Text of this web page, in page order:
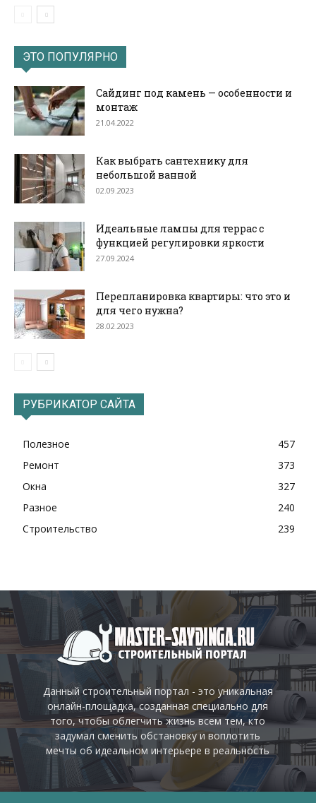
ЭТО ПОПУЛЯРНО
Сайдинг под камень — особенности и
монтаж
21.04.2022
Как выбрать сантехнику для
небольшой ванной
02.09.2023
Идеальные лампы для террас с
функцией регулировки яркости
27.09.2024
Перепланировка квартиры: что это и
для чего нужна?
28.02.2023
РУБРИКАТОР САЙТА
Полезное
457
Ремонт
373
Окна
327
Разное
240
Строительство
239
Данный строительный портал - это уникальная
онлайн-площадка, созданная специально для
того, чтобы облегчить жизнь всем тем, кто
задумал сменить обстановку и воплотить
мечты об идеальном интерьере в реальность